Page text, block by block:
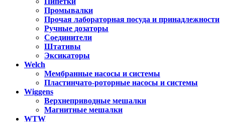
Промывалки
Прочая лабораторная посуда и принадлежности
Ручные дозаторы
Соединители
Штативы
Эксикаторы
Welch
Мембранные насосы и системы
Пластинчато-роторные насосы и системы
Wiggens
Верхнеприводные мешалки
Магнитные мешалки
WTW